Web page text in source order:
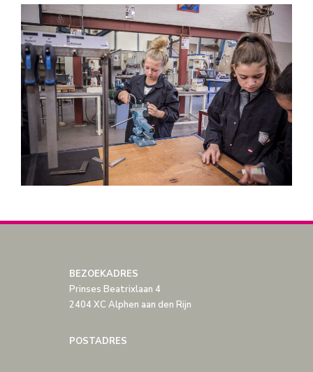
BEZOEKADRES
Prinses Beatrixlaan 4
2404 XC Alphen aan den Rijn
POSTADRES